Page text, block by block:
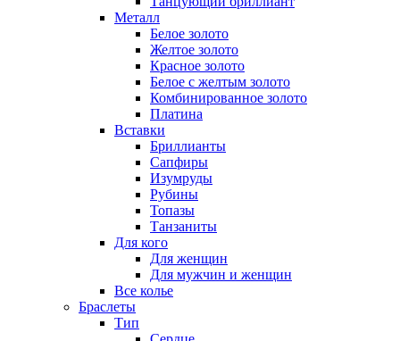
Металл
Белое золото
Желтое золото
Красное золото
Белое с желтым золото
Комбинированное золото
Платина
Вставки
Бриллианты
Сапфиры
Изумруды
Рубины
Топазы
Танзаниты
Для кого
Для женщин
Для мужчин и женщин
Все колье
Браслеты
Тип